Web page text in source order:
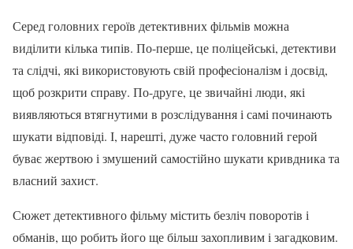
Серед головних героїв детективних фільмів можна
виділити кілька типів. По-перше, це поліцейські, детективи
та слідчі, які використовують свій професіоналізм і досвід,
щоб розкрити справу. По-друге, це звичайні люди, які
виявляються втягнутими в розслідування і самі починають
шукати відповіді. І, нарешті, дуже часто головний герой
буває жертвою і змушений самостійно шукати кривдника та
власний захист.
Сюжет детективного фільму містить безліч поворотів і
обманів, що робить його ще більш захопливим і загадковим.